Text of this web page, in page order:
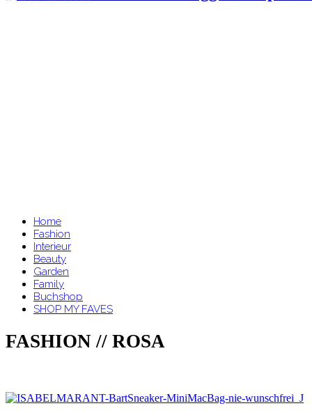
Home
Fashion
Interieur
Beauty
Garden
Family
Buchshop
SHOP MY FAVES
FASHION // ROSA